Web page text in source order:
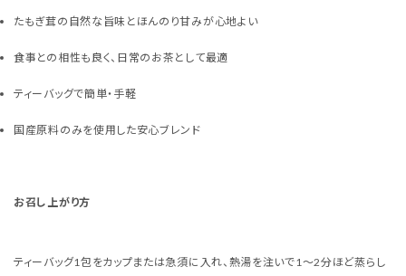
たもぎ茸の自然な旨味とほんのり甘みが心地よい
食事との相性も良く、日常のお茶として最適
ティーバッグで簡単・手軽
国産原料のみを使用した安心ブレンド
お召し上がり方
ティーバッグ1包をカップまたは急須に入れ、熱湯を注いで1〜2分ほど蒸らし